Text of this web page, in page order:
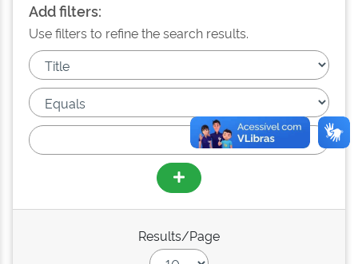
Add filters:
Use filters to refine the search results.
Results/Page